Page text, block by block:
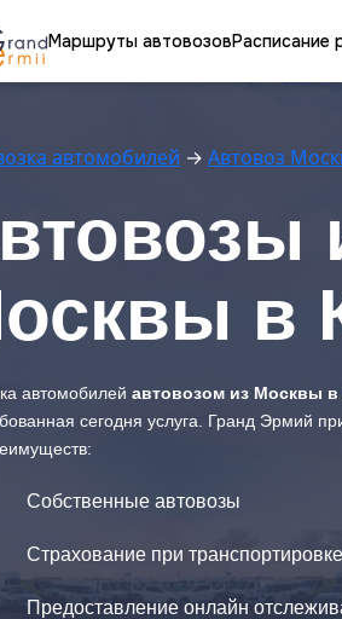
Маршруты автовозовРасписание
автомобилей → Автовоз
в
автомобилей автовозом из Москвы в
сегодня услуга. Гранд Эрмий
Собственные автовозы
Страхование при транспортировке
Предоставление онлайн